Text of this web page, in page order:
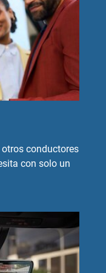
conductores
con solo un